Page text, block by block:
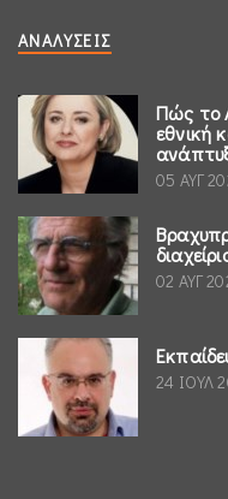
ΑΝΑΛΎΣΕΙΣ
Πώς το
εθνική
05 ΑΥΓ
02 ΑΥΓ
24 ΙΟΥΛ